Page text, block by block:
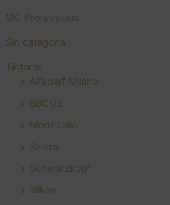
SIC Professional
Sin categoria
Tinturas
Alfaparf Milano
BBCOS
Montibello
Salerm
Schwarzkopf
Silkey